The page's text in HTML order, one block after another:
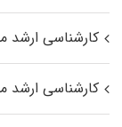
کارشناسی ارشد
کارشناسی ارشد